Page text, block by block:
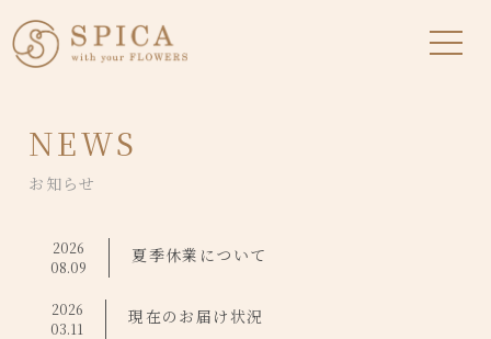
NEWS
お知らせ
2026
08.09
夏季休業について
2026
03.11
現在のお届け状況